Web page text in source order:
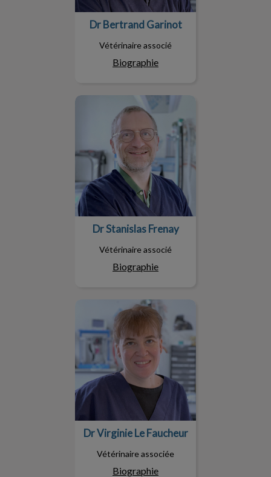
Dr Bertrand Garinot
Vétérinaire associé
Biographie
Dr Stanislas Frenay
Dr Stanislas Frenay
Vétérinaire associé
Biographie
Dr Virginie Le Faucheur
Dr Virginie Le Faucheur
Vétérinaire associée
Biographie